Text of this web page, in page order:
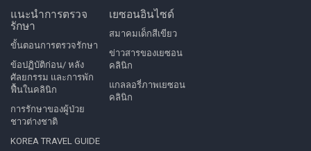
แนะนำการตรวจ
รักษา
ขั้นตอนการตรวจรักษา
ข้อปฏิบัติก่อน/ หลัง
ศัลยกรรม และการพัก
ฟื้นในคลินิก
การรักษาของผู้ป่วย
ชาวต่างชาติ
KOREA TRAVEL GUIDE
เยซอนอินไซด์
สมาคมเด็กสีเขียว
ข่าวสารของเยซอน
คลินิก
แกลลอรี่ภาพเยซอน
คลินิก